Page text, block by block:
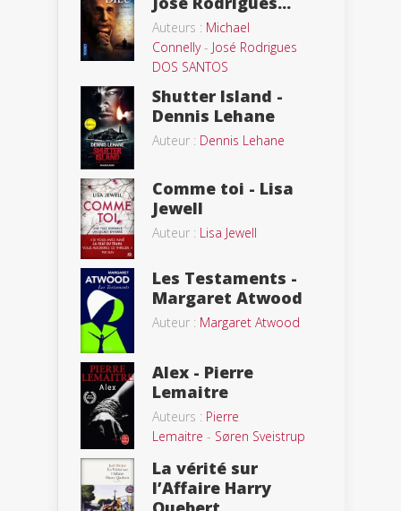
Auteurs : Michael
Connelly- José Rodrigues
DOS SANTOS
Shutter Island -
Dennis Lehane
Auteur : Dennis Lehane
Comme toi - Lisa
Jewell
Auteur : Lisa Jewell
Les Testaments -
Margaret Atwood
Auteur : Margaret Atwood
Alex - Pierre
Lemaitre
Auteurs : Pierre
Lemaitre - Søren Sveistrup
La vérité sur
l’Affaire Harry